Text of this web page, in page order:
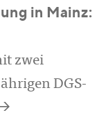
in Mainz:
zwei
DGS-